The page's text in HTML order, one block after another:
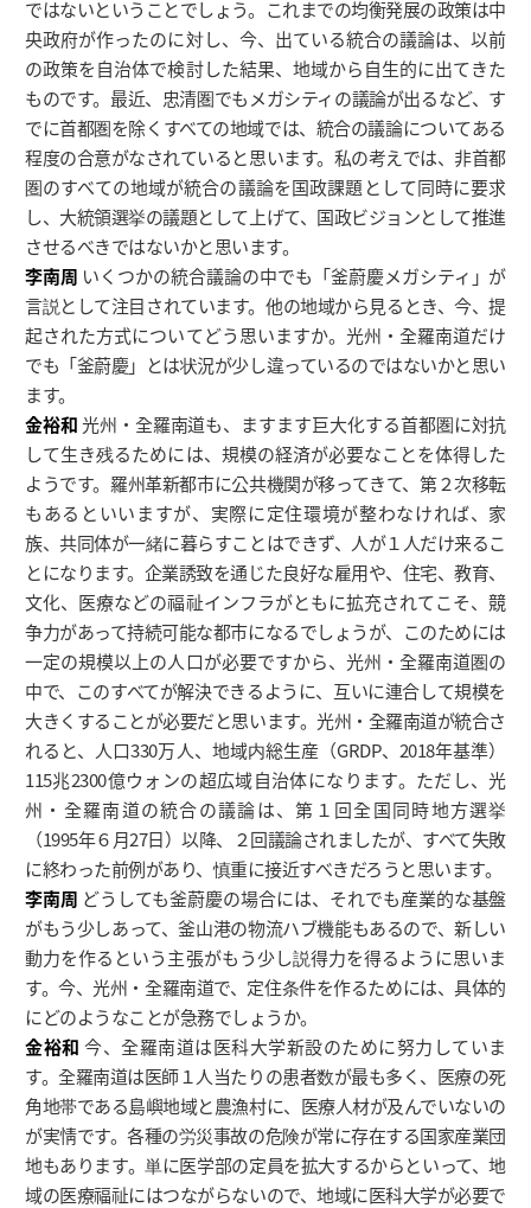
ではないということでしょう。これまでの均衡発展の政策は中
央政府が作ったのに対し、今、出ている統合の議論は、以前
の政策を自治体で検討した結果、地域から自生的に出てきた
ものです。最近、忠清圏でもメガシティの議論が出るなど、す
でに首都圏を除くすべての地域では、統合の議論についてある
程度の合意がなされていると思います。私の考えでは、非首都
圏のすべての地域が統合の議論を国政課題として同時に要求
し、大統領選挙の議題として上げて、国政ビジョンとして推進
させるべきではないかと思います。
李南周 いくつかの統合議論の中でも「釜蔚慶メガシティ」が
言説として注目されています。他の地域から見るとき、今、提
起された方式についてどう思いますか。光州・全羅南道だけ
でも「釜蔚慶」とは状況が少し違っているのではないかと思い
ます。
金裕和光州・全羅南道も、ますます巨大化する首都圏に対抗
して生き残るためには、規模の経済が必要なことを体得した
ようです。羅州革新都市に公共機関が移ってきて、第２次移転
もあるといいますが、実際に定住環境が整わなければ、家
族、共同体が一緒に暮らすことはできず、人が１人だけ来るこ
とになります。企業誘致を通じた良好な雇用や、住宅、教育、
文化、医療などの福祉インフラがともに拡充されてこそ、競
争力があって持続可能な都市になるでしょうが、このためには
一定の規模以上の人口が必要ですから、光州・全羅南道圏の
中で、このすべてが解決できるように、互いに連合して規模を
大きくすることが必要だと思います。光州・全羅南道が統合さ
れると、人口330万人、地域内総生産（GRDP、2018年基準）
115兆2300億ウォンの超広域自治体になります。ただし、光
州・全羅南道の統合の議論は、第１回全国同時地方選挙
（1995年６月27日）以降、２回議論されましたが、すべて失敗
に終わった前例があり、慎重に接近すべきだろうと思います。
李南周 どうしても釜蔚慶の場合には、それでも産業的な基盤
がもう少しあって、釜山港の物流ハブ機能もあるので、新しい
動力を作るという主張がもう少し説得力を得るように思いま
す。今、光州・全羅南道で、定住条件を作るためには、具体的
にどのようなことが急務でしょうか。
金裕和 今、全羅南道は医科大学新設のために努力していま
す。全羅南道は医師１人当たりの患者数が最も多く、医療の死
角地帯である島嶼地域と農漁村に、医療人材が及んでいないの
が実情です。各種の労災事故の危険が常に存在する国家産業団
地もあります。単に医学部の定員を拡大するからといって、地
域の医療福祉にはつながらないので、地域に医科大学が必要で